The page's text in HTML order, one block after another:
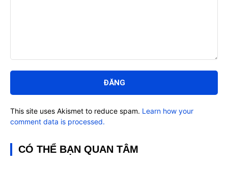
luận:
This site uses Akismet to reduce spam. Learn how your
comment data is processed.
CÓ THỂ BẠN QUAN TÂM